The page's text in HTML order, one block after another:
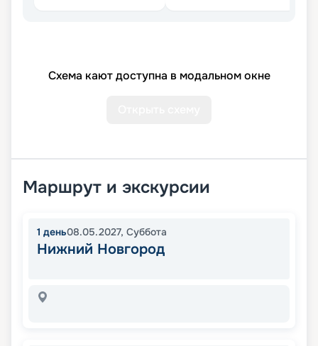
Схема кают доступна в модальном окне
Маршрут и экскурсии
1 день08.05.2027, Суббота
Нижний Новгород